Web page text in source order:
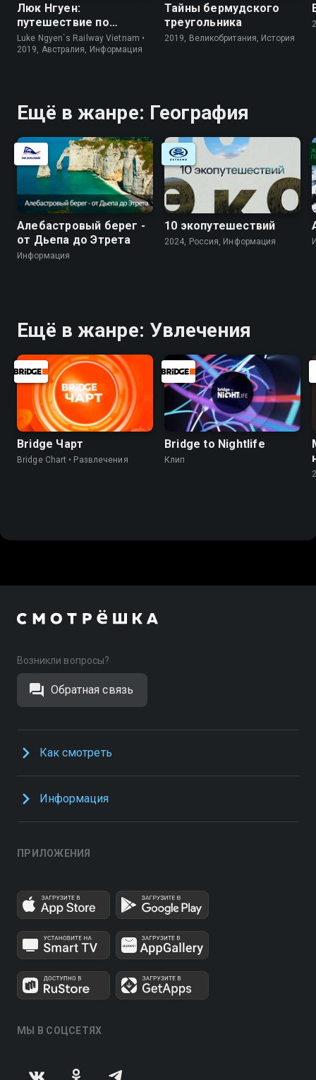
Люк Нгуен:
путешествие по
Вьетнаму
Luke Ngyen`s Railway Vietnam •
2019, Австралия, Информация
Тайны бермудского
треугольника
2019, Великобритания, История
Ещё в жанре: География
Алебастровый берег -
от Дьепа до Этрета
Информация
10 экопутешествий
2024, Россия, Информация
Ещё в жанре: Увлечения
Bridge Чарт
Bridge Chart • Развлечения
Bridge to Nightlife
Клип
Возникли вопросы?
Обратная связь
Как смотреть
Информация
ПРИЛОЖЕНИЯ
МЫ В СОЦСЕТЯХ